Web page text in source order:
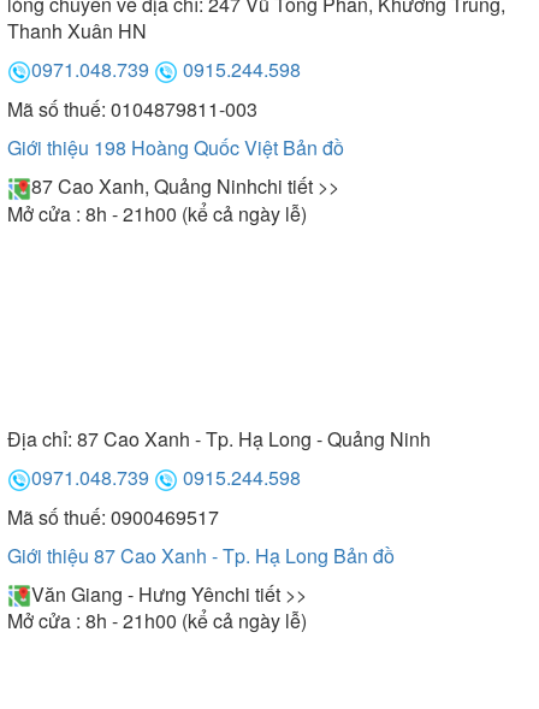
Thanh Xuân HN
0971.048.739
0915.244.598
Mã số thuế: 0104879811-003
Giới thiệu 198 Hoàng Quốc Việt Bản đồ
87 Cao Xanh, Quảng Ninhchi tiết >>
Mở cửa : 8h - 21h00 (kể cả ngày lễ)
Địa chỉ: 87 Cao Xanh - Tp. Hạ Long - Quảng Ninh
0971.048.739
0915.244.598
Mã số thuế: 0900469517
Giới thiệu 87 Cao Xanh - Tp. Hạ Long Bản đồ
Văn Giang - Hưng Yênchi tiết >>
Mở cửa : 8h - 21h00 (kể cả ngày lễ)